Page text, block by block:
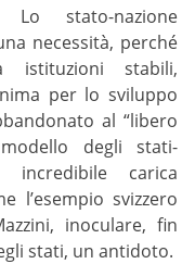
stato-nazione
necessità, perché
istituzioni stabili,
per lo sviluppo
al “libero
degli stati-
carica
l’esempio svizzero
inoculare, fin
stati, un antidoto.